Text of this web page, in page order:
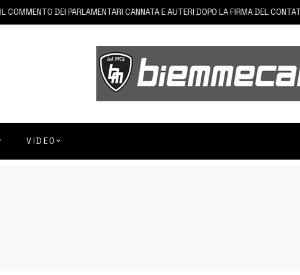
DEI PARLAMENTARI CANNATA E AUTERI DOPO LA FIRMA DEL CONTATTO
VIDEO